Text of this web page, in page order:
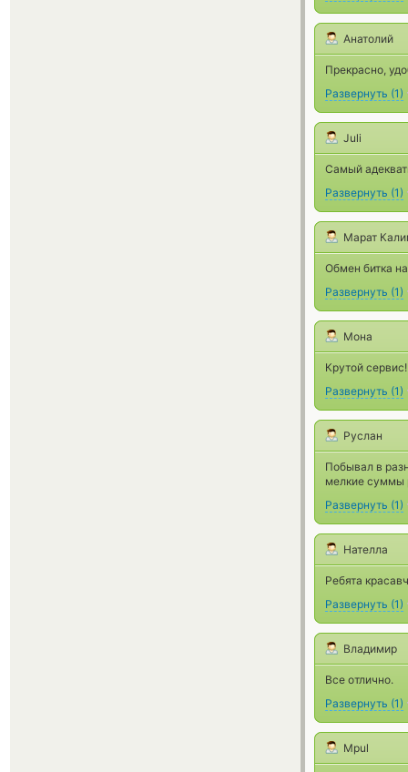
Анатолий
Прекрасно,
Развернуть (1)
Juli
Самый
Развернуть (1)
Марат
Обмен битка
Развернуть (1)
Мона
Крутой
Развернуть (1)
Руслан
Побывал в
мелкие суммы
Развернуть (1)
Нателла
Ребята
Развернуть (1)
Владимир
Все отлично.
Развернуть (1)
Mpul